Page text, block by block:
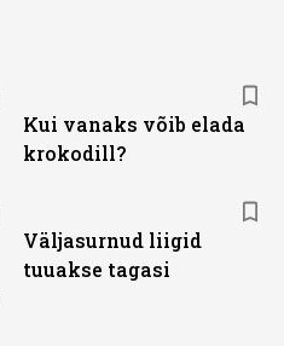
Kui vanaks võib elada
krokodill?
Väljasurnud liigid
tuuakse tagasi